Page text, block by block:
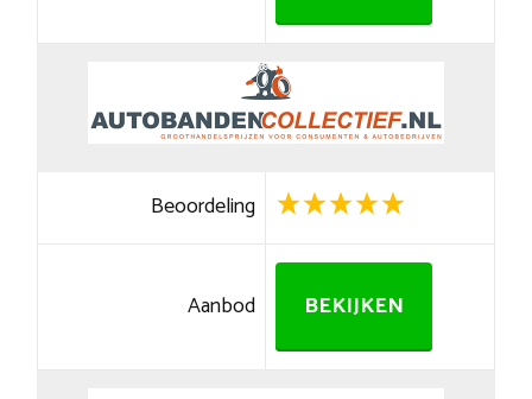
Beoordeling
Aanbod BEKIJKEN